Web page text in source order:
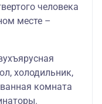
человека
месте –
холодильник,
комната